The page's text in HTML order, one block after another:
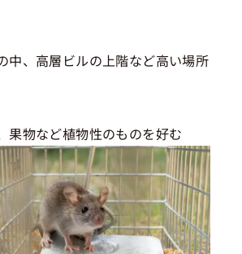
中、高層ビルの上階など高い場所
果物など植物性のものを好む